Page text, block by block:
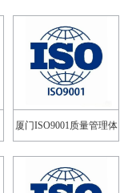
厦门ISO9001质量管理体
系投标加分指南